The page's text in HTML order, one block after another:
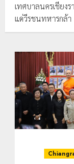
เทศบาลนครเชียง
แด่วีรชนทหารกล้า